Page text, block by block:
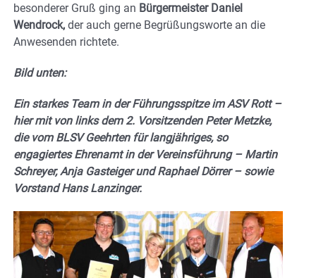
besonderer Gruß ging an Bürgermeister Daniel
Wendrock, der auch gerne Begrüßungsworte an die
Anwesenden richtete.
Bild unten:
Ein starkes Team in der Führungsspitze im ASV Rott –
hier mit von links dem 2. Vorsitzenden Peter Metzke,
die vom BLSV Geehrten für langjähriges, so
engagiertes Ehrenamt in der Vereinsführung – Martin
Schreyer, Anja Gasteiger und Raphael Dörrer – sowie
Vorstand Hans Lanzinger.